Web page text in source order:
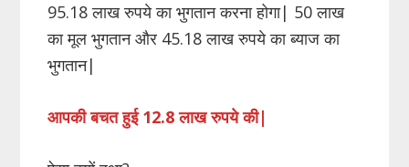
95.18 लाख रुपये का भुगतान करना होगा| 50 लाख
का मूल भुगतान और 45.18 लाख रुपये का ब्याज का
भुगतान|
आपकी बचत हुई 12.8 लाख रुपये की|